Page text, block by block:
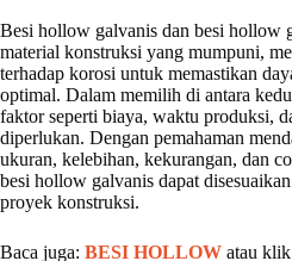
Besi hollow galvanis dan besi hollow
material konstruksi yang mumpuni,
terhadap korosi untuk memastikan
optimal. Dalam memilih di antara
faktor seperti biaya, waktu produksi,
diperlukan. Dengan pemahaman
ukuran, kelebihan, kekurangan, dan
besi hollow galvanis dapat
proyek konstruksi.
Baca juga: BESI HOLLOW atau